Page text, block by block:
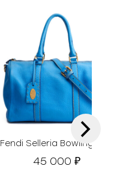
Fendi Selleria Bowling Bag
45 000 ₽
›